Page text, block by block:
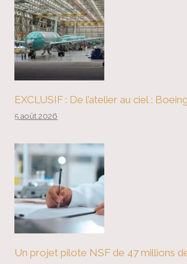
EXCLUSIF : De l’atelier au ciel :
5 août 2026
Un projet pilote NSF de 47 millions